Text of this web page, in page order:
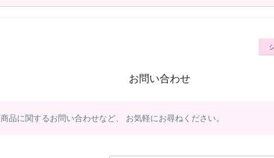
お問い合わせ
商品に関するお問い合わせなど、 お気軽にお尋ねください。